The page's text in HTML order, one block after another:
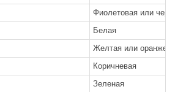
Фиолетовая или
Белая
Желтая или
Коричневая
Зеленая